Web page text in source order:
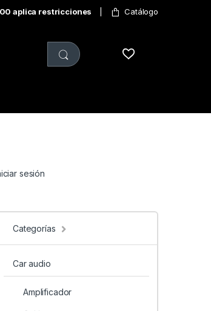
aplica restricciones Catálogo
sesión
Categorías
Car audio
Amplificador